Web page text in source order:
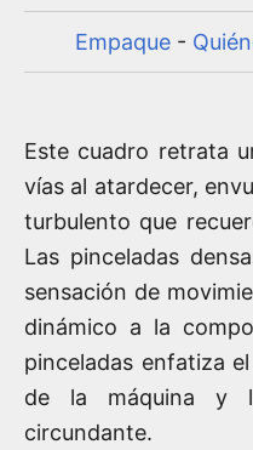
Empaque -
Este cuadro retrata
vías al atardecer,
turbulento que
Las pinceladas
sensación de
dinámico a la
pinceladas enfatiza
de la máquina y
circundante.